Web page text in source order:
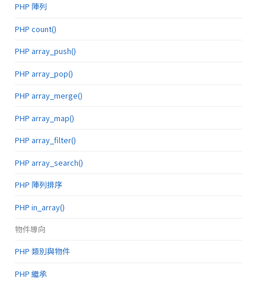
PHP 陣列
PHP count()
PHP array_push()
PHP array_pop()
PHP array_merge()
PHP array_map()
PHP array_filter()
PHP array_search()
PHP 陣列排序
PHP in_array()
物件導向
PHP 類別與物件
PHP 繼承